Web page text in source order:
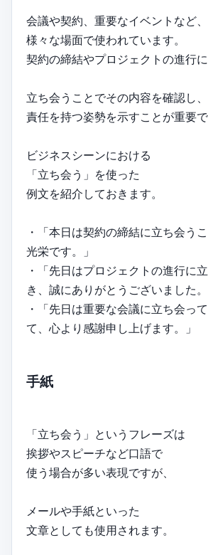
会議や契約、重要なイベントなど、
様々な場面で使われています。
契約の締結やプロジェクトの進行に
立ち会うことでその内容を確認し、
責任を持つ姿勢を示すことが重要で
ビジネスシーンにおける
「立ち会う」を使った
例文を紹介しておきます。
・「本日は契約の締結に立ち会う
光栄です。」
・「先日はプロジェクトの進行に
き、誠にありがとうございました。
・「先日は重要な会議に立ち会っ
て、心より感謝申し上げます。」
手紙
「立ち会う」というフレーズは
挨拶やスピーチなど口語で
使う場合が多い表現ですが、
メールや手紙といった
文章としても使用されます。